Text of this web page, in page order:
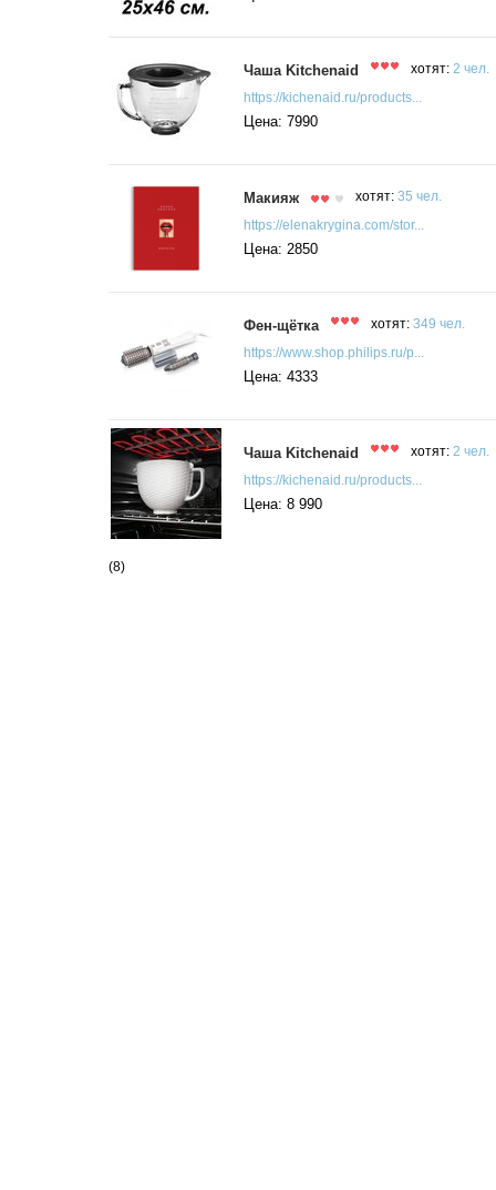
Чаша Kitchenaid хотят: 2 чел.
https://kichenaid.ru/products...
Цена: 7990
Макияж хотят: 35 чел.
https://elenakrygina.com/stor...
Цена: 2850
Фен-щётка хотят: 349 чел.
https://www.shop.philips.ru/p...
Цена: 4333
Чаша Kitchenaid хотят: 2 чел.
https://kichenaid.ru/products...
Цена: 8 990
(8)